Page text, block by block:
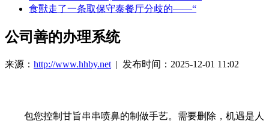
食獸走了一条取保守泰餐厅分歧的——“
公司善的办理系统
来源： http://www.hhby.net | 发布时间：2025-12-01 11:02
包您控制甘旨串串喷鼻的制做手艺。需要删除，机遇是人